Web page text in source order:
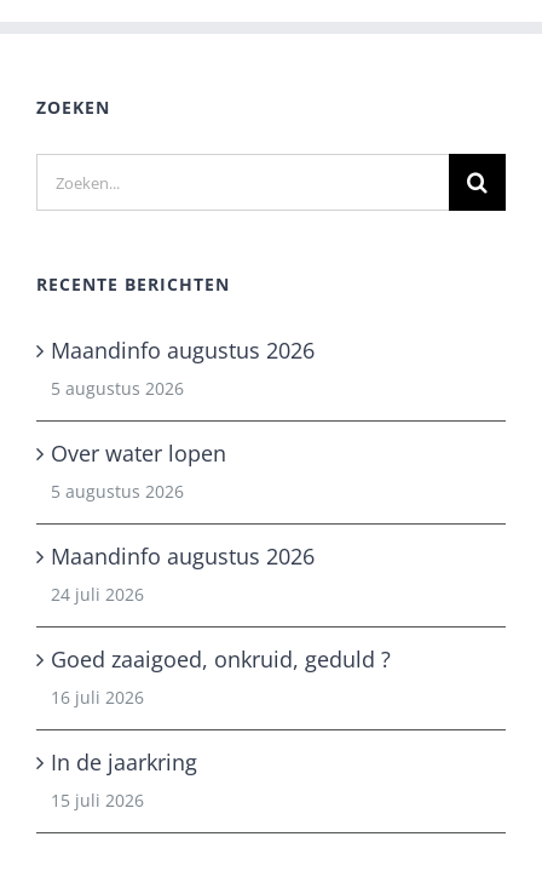
ZOEKEN
Zoeken
naar:
RECENTE BERICHTEN
Maandinfo augustus 2026
5 augustus 2026
Over water lopen
5 augustus 2026
Maandinfo augustus 2026
24 juli 2026
Goed zaaigoed, onkruid, geduld ?
16 juli 2026
In de jaarkring
15 juli 2026